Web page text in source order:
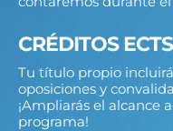
CRÉDITOS ECTS
Tu título propio
oposiciones y
¡Ampliarás el alcance
programa!